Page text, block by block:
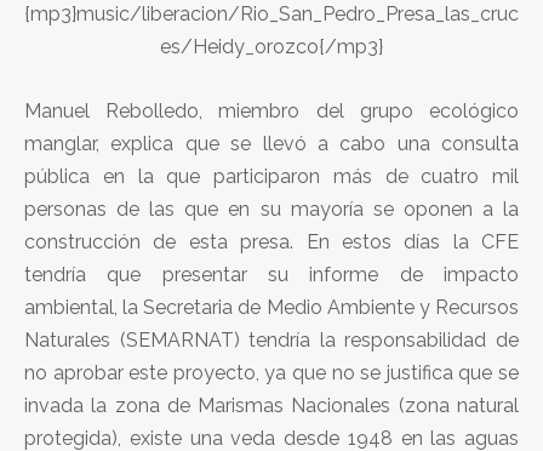
{mp3}music/liberacion/Rio_San_Pedro_Presa_las_cruc
es/Heidy_orozco{/mp3}
Manuel Rebolledo, miembro del grupo ecológico
manglar, explica que se llevó a cabo una consulta
pública en la que participaron más de cuatro mil
personas de las que en su mayoría se oponen a la
construcción de esta presa. En estos días la CFE
tendría que presentar su informe de impacto
ambiental, la Secretaria de Medio Ambiente y Recursos
Naturales (SEMARNAT) tendría la responsabilidad de
no aprobar este proyecto, ya que no se justifica que se
invada la zona de Marismas Nacionales (zona natural
protegida), existe una veda desde 1948 en las aguas